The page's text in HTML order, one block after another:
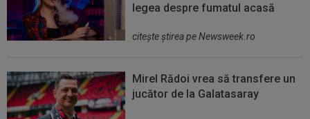
legea despre fumatul acasă
citeşte ştirea pe Newsweek.ro
Mirel Rădoi vrea să transfere un
jucător de la Galatasaray